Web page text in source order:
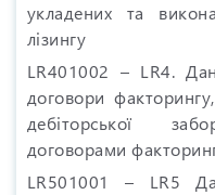
укладених та
лізингу
LR401002 – LR4.
договори
дебіторської
договорами
LR501001 – LR5